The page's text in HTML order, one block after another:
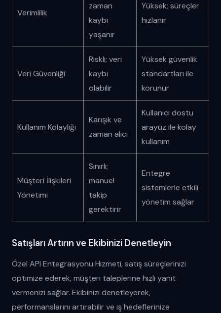
Verimlilik
zaman
kaybı
yaşanır
Yüksek; süreçler
hızlanır
Veri Güvenliği
Riskli; veri
kaybı
olabilir
Yüksek güvenlik
standartları ile
korunur
Kullanım Kolaylığı
Karışık ve
zaman alıcı
Kullanıcı dostu
arayüz ile kolay
kullanım
Müşteri İlişkileri
Yönetimi
Sınırlı;
manuel
takip
gerektirir
Entegre
sistemlerle etkili
yönetim sağlar
Satışları Artırın ve Ekibinizi Denetleyin
Özel API Entegrasyonu Hizmeti, satış süreçlerinizi
optimize ederek, müşteri taleplerine hızlı yanıt
vermenizi sağlar. Ekibinizi denetleyerek,
performanslarını artırabilir ve iş hedeflerinize